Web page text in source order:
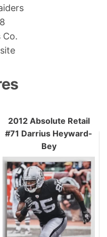
Co.
2012 Absolute Retail
#71 Darrius Heyward-
Bey